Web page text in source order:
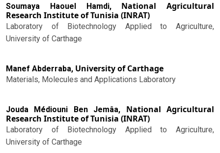
Soumaya Haouel Hamdi, National Agricultural
Research Institute of Tunisia (INRAT)
Laboratory of Biotechnology Applied to Agriculture,
University of Carthage
Manef Abderraba, University of Carthage
Materials, Molecules and Applications Laboratory
Jouda Médiouni Ben Jemâa, National Agricultural
Research Institute of Tunisia (INRAT)
Laboratory of Biotechnology Applied to Agriculture,
University of Carthage